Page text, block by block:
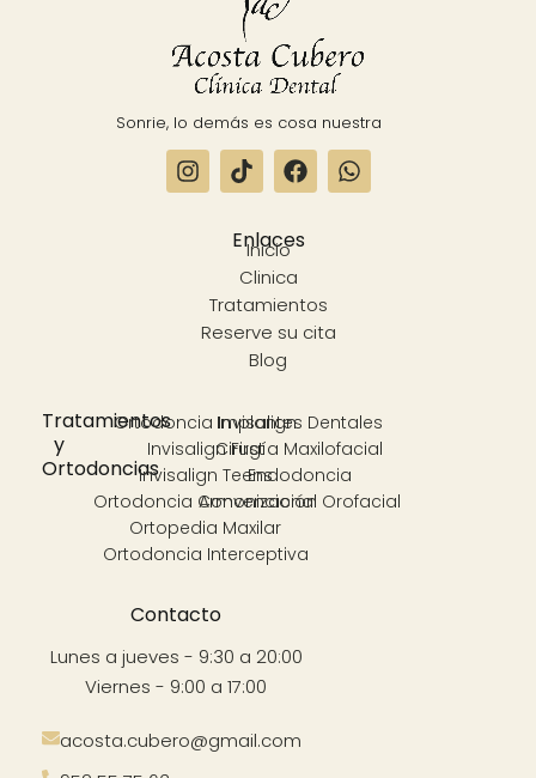
Sonrie, lo demás es cosa nuestra
Enlaces
Inicio
Clinica
Tratamientos
Reserve su cita
Blog
Tratamientos
y
Ortodoncias
Ortodoncia Invisalign
Invisalign First
Invisalign Teens
Ortodoncia Convencional
Ortopedia Maxilar
Ortodoncia Interceptiva
Implantes Dentales
Cirugía Maxilofacial
Endodoncia
Armonización Orofacial
Contacto
Lunes a jueves - 9:30 a 20:00
Viernes - 9:00 a 17:00
acosta.cubero@gmail.com